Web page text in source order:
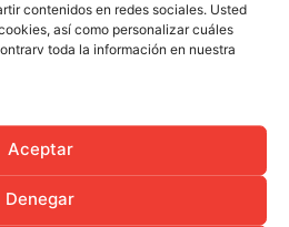
contenidos en redes sociales. Usted
así como personalizar cuáles
toda la información en nuestra
Aceptar
Denegar